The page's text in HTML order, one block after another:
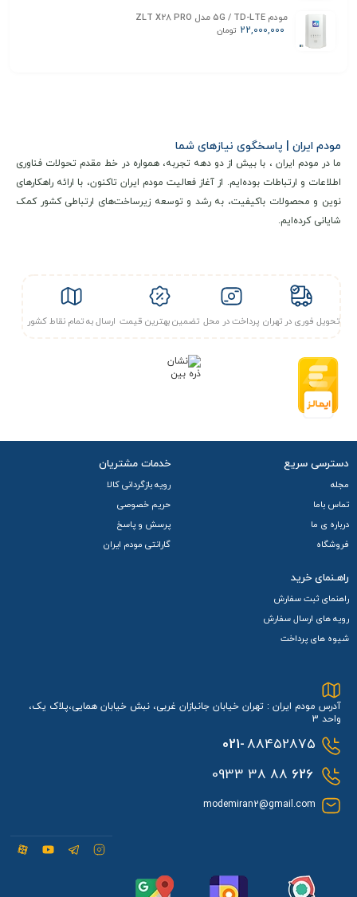
مودم 5G / TD-LTE مدل ZLT X28 PRO
22,000,000 تومان
مودم ایران | پاسخگوی نیازهای شما
ما در مودم ایران ، با بیش از دو دهه تجربه، همواره در خط مقدم تحولات فناوری
اطلاعات و ارتباطات بوده‌ایم. از آغاز فعالیت مودم ایران تاکنون، با ارائه راهکارهای
نوین و محصولات باکیفیت، به رشد و توسعه زیرساخت‌های ارتباطی کشور کمک
شایانی کرده‌ایم.
تحویل فوری در تهران پرداخت در محل تضمین بهترین قیمت ارسال به تمام نقاط کشور
دسترسی سریع
مجله
تماس باما
درباره ی ما
فروشگاه
خدمات مشتریان
رویه بازگردانی کالا
حریم خصوصی
پرسش و پاسخ
گارانتی مودم ایران
راهـنمای خرید
راهنمای ثبت سفارش
رویه های ارسال سفارش
شیوه های پرداخت
آدرس مودم ایران : تهران خیابان جانبازان غربی، نبش خیابان همایی،پلاک یک،
واحد 3
021-88452875
626
88 38 0933
modemiran2@gmail.com